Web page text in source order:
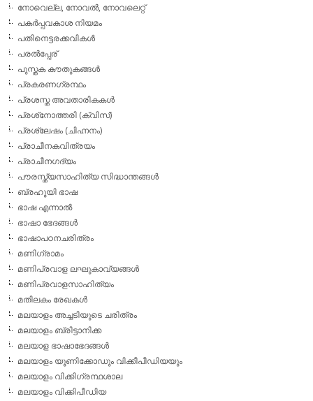
നോവെല്ല, നോവല്‍, നോവലെറ്റ്
പകര്‍പ്പവകാശ നിയമം
പതിനെട്ടരക്കവികള്‍
പരല്‍പ്പേര്
പുസ്തക കൗതുകങ്ങള്‍
പ്രകരണഗ്രന്ഥം
പ്രശസ്ത അവതാരികകള്‍
പ്രശ്‌നോത്തരി (ക്വിസ്)
പ്രശ്ലേഷം (ചിഹ്നനം)
പ്രാചീനകവിത്രയം
പ്രാചീനഗദ്യം
പൗരസ്ത്യസാഹിത്യ സിദ്ധാന്തങ്ങള്‍
ബ്രഹൂയി ഭാഷ
ഭാഷ എന്നാല്‍
ഭാഷാ ഭേദങ്ങള്‍
ഭാഷാപഠനചരിത്രം
മണിഗ്രാമം
മണിപ്രവാള ലഘുകാവ്യങ്ങള്‍
മണിപ്രവാളസാഹിത്യം
മതിലകം രേഖകള്‍
മലയാളം അച്ചടിയുടെ ചരിത്രം
മലയാളം ബ്രിട്ടാനിക്ക
മലയാള ഭാഷാഭേദങ്ങള്‍
മലയാളം യൂണിക്കോഡും വിക്കീപീഡിയയും
മലയാളം വിക്കിഗ്രന്ഥശാല
മലയാളം വിക്കിപീഡിയ